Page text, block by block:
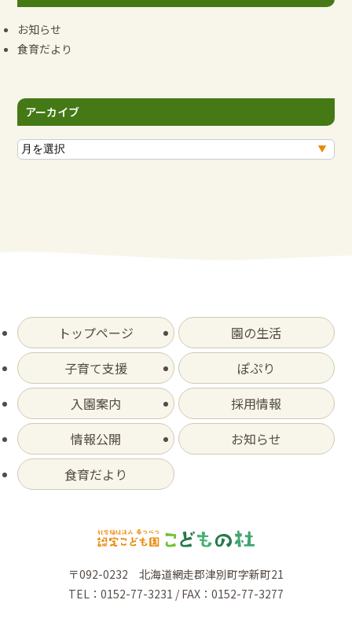
お知らせ
食育だより
アーカイブ
ア
トップページ
園の生活
子育て支援
ぽぷり
入園案内
採用情報
情報公開
お知らせ
食育だより
〒092-0232 北海道網走郡津別町字新町21
TEL：0152-77-3231 / FAX：0152-77-3277